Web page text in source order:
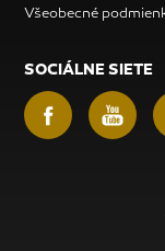
Všeobecné
SOCIÁLNE SIETE